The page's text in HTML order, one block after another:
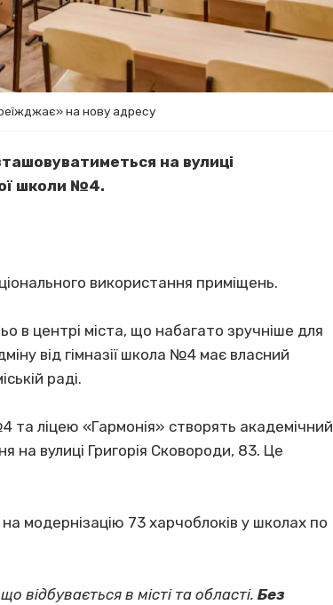
на нову адресу
на вулиці
школи №4.
використання приміщень.
центрі міста, що набагато зручніше для
від гімназії школа №4 має власний
раді.
та ліцею «Гармонія» створять академічний
на вулиці Григорія Сковороди, 83. Це
модернізацію 73 харчоблоків у школах по
відбувається в місті та області. Без